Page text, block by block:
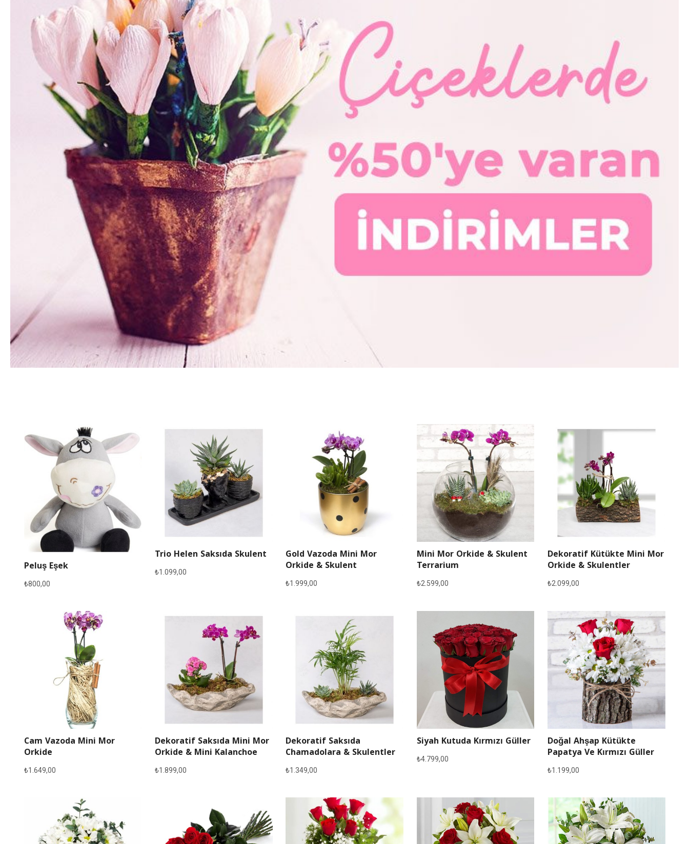
Peluş Eşek
₺800,00
Trio Helen Saksıda Skulent
₺1.099,00
Gold Vazoda Mini Mor
Orkide & Skulent
₺1.999,00
Mini Mor Orkide & Skulent
Terrarium
₺2.599,00
Dekoratif Kütükte Mini Mor
Orkide & Skulentler
₺2.099,00
Cam Vazoda Mini Mor
Orkide
₺1.649,00
Dekoratif Saksıda Mini Mor
Orkide & Mini Kalanchoe
₺1.899,00
Dekoratif Saksıda
Chamadolara & Skulentler
₺1.349,00
Siyah Kutuda Kırmızı Güller
₺4.799,00
Doğal Ahşap Kütükte
Papatya Ve Kırmızı Güller
₺1.199,00